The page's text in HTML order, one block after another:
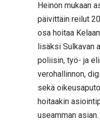
Heinon mukaan
päivittäin reilut
osa hoitaa
lisäksi Sulkavan
poliisin, työ- ja
verohallinnon,
sekä
hoitaakin
useamman asian.